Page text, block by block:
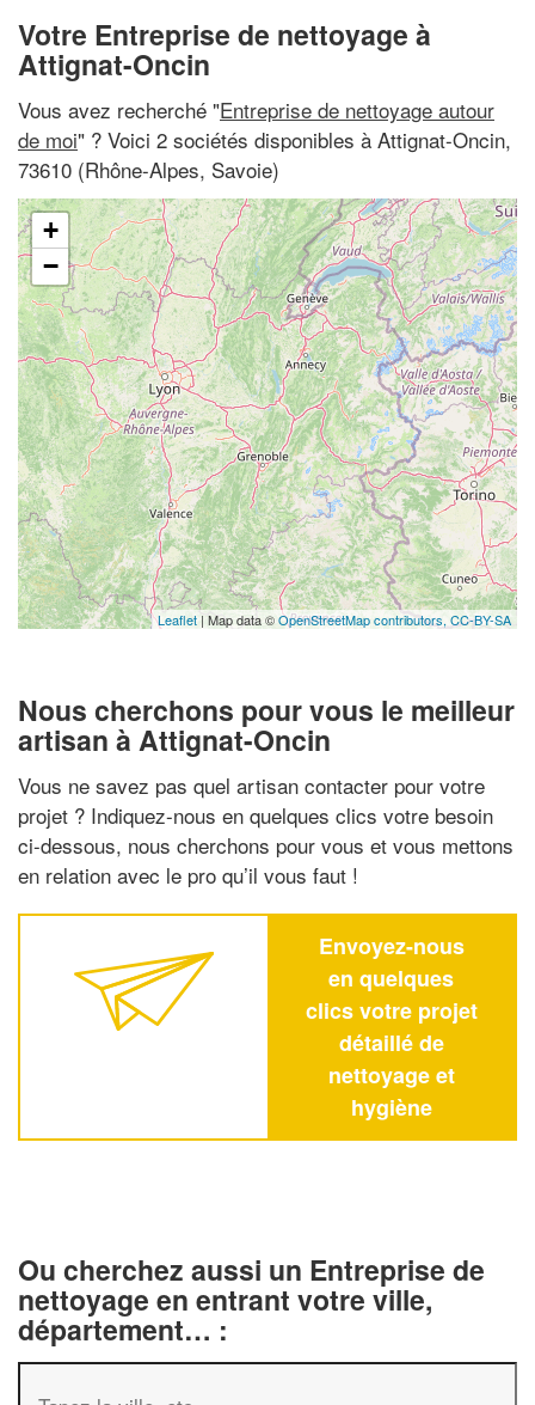
Votre Entreprise de nettoyage à
Attignat-Oncin
Vous avez recherché "Entreprise de nettoyage autour
de moi" ? Voici 2 sociétés disponibles à Attignat-Oncin,
73610 (Rhône-Alpes, Savoie)
+
−
Leaflet | Map data ©OpenStreetMap contributors, CC-BY-SA
Nous cherchons pour vous le meilleur
artisan à Attignat-Oncin
Vous ne savez pas quel artisan contacter pour votre
projet ? Indiquez-nous en quelques clics votre besoin
ci-dessous, nous cherchons pour vous et vous mettons
en relation avec le pro qu’il vous faut !
Envoyez-nous
en quelques
clics votre projet
détaillé de
nettoyage et
hygiène
Ou cherchez aussi un Entreprise de
nettoyage en entrant votre ville,
département… :